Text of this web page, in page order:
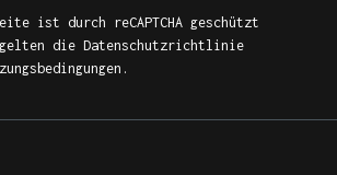
ist durch reCAPTCHA geschützt
die Datenschutzrichtlinie
.